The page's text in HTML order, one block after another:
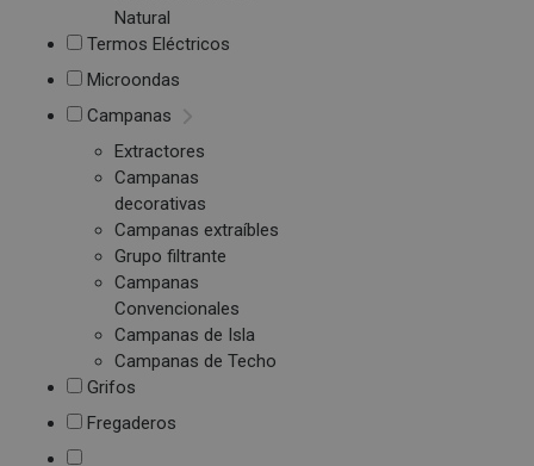
Natural
Termos Eléctricos
Microondas
Campanas
Extractores
Campanas
decorativas
Campanas extraíbles
Grupo filtrante
Campanas
Convencionales
Campanas de Isla
Campanas de Techo
Grifos
Fregaderos